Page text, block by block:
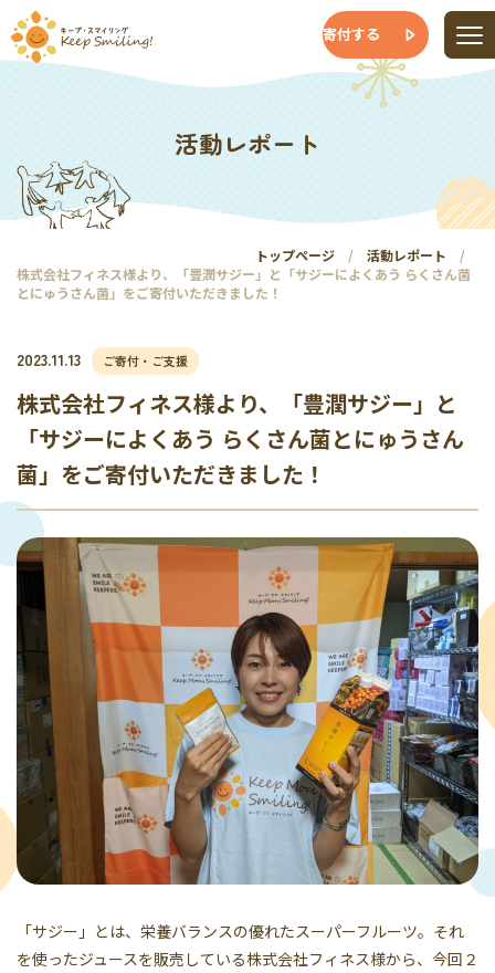
寄付する
活動レポート
トップページ
活動レポート
株式会社フィネス様より、「豊潤サジー」と「サジーによくあう らくさん菌
とにゅうさん菌」をご寄付いただきました！
2023.11.13 ご寄付・ご支援
株式会社フィネス様より、「豊潤サジー」と
「サジーによくあう らくさん菌とにゅうさん
菌」をご寄付いただきました！
「サジー」とは、栄養バランスの優れたスーパーフルーツ。それ
を使ったジュースを販売している株式会社フィネス様から、今回２